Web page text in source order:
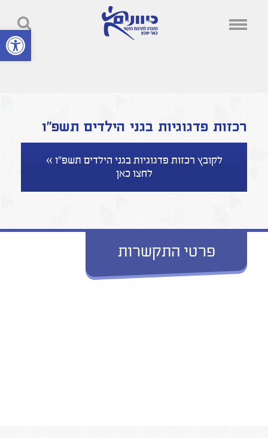
פתח סרגל
רכזות פדגוגיות בגני הילדים תשפ"ו
לקובץ רכזות פדגוגיות בגני הילדים תשפ"ו »
לחצו כאן
פרטי התקשרות